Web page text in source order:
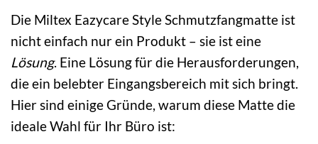
Die Miltex Eazycare Style Schmutzfangmatte ist
nicht einfach nur ein Produkt – sie ist eine
Lösung. Eine Lösung für die Herausforderungen,
die ein belebter Eingangsbereich mit sich bringt.
Hier sind einige Gründe, warum diese Matte die
ideale Wahl für Ihr Büro ist: